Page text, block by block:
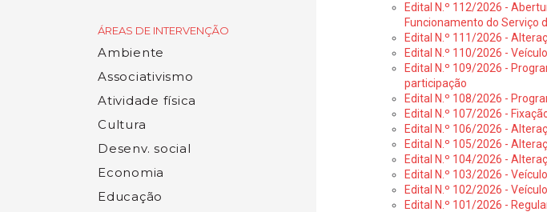
ÁREAS DE INTERVENÇÃO
Ambiente
Associativismo
Atividade física
Cultura
Desenv. social
Economia
Educação
Edital N.º 112/2026 -
Funcionamento do Serviço
Edital N.º 111/2026 -
Edital N.º 110/2026 -
Edital N.º 109/2026 -
participação
Edital N.º 108/2026 -
Edital N.º 107/2026 -
Edital N.º 106/2026 -
Edital N.º 105/2026 -
Edital N.º 104/2026 -
Edital N.º 103/2026 -
Edital N.º 102/2026 -
Edital N.º 101/2026 -